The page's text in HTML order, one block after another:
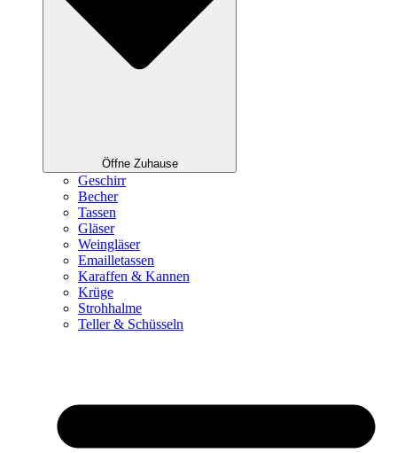
Öffne Zuhause
Geschirr
Becher
Tassen
Gläser
Weingläser
Emailletassen
Karaffen & Kannen
Krüge
Strohhalme
Teller & Schüsseln